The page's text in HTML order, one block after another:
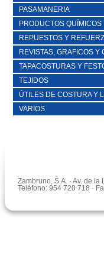
PASAMANERIA
PRODUCTOS QUÍMICOS
REPUESTOS Y
REVISTAS, GRAFICOS Y
TAPACOSTURAS Y
TEJIDOS
ÚTILES DE COSTURA Y
VARIOS
Zambruno, S.A. · Av. de
Teléfono: 954 720 718 ·